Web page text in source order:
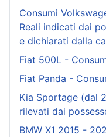
Consumi
Reali indicati dai
e dichiarati dalla
Fiat 500L -
Fiat Panda -
Kia Sportage (dal
rilevati dai
BMW X1 2015 -